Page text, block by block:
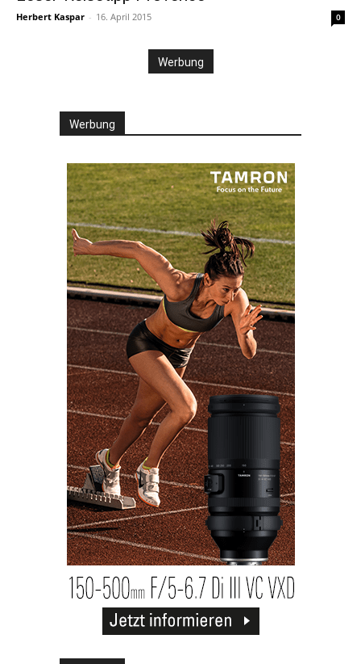
Herbert Kaspar - 16. April 2015 0
Werbung
Werbung